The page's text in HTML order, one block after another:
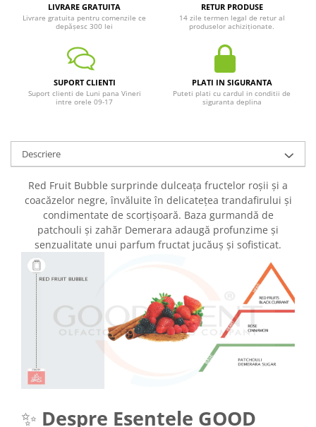
LIVRARE GRATUITA
Livrare gratuita pentru comenzile ce
depășesc 300 lei
RETUR PRODUSE
14 zile termen legal de retur al
produselor achiziționate.
SUPORT CLIENTI
Suport clienti de Luni pana Vineri
intre orele 09-17
PLATI IN SIGURANTA
Puteti plati cu cardul in conditii de
siguranta deplina
Descriere
Red Fruit Bubble surprinde dulceața fructelor roșii și a
coacăzelor negre, învăluite în delicatețea trandafirului și
condimentate de scorțișoară. Baza gurmandă de
patchouli și zahăr Demerara adaugă profunzime și
senzualitate unui parfum fructat jucăuș și sofisticat.
✨ Despre Esențele GOOD